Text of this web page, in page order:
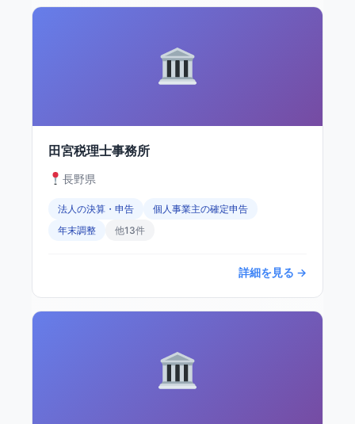
田宮税理士事務所
長野県
法人の決算・申告
個人事業主の確定申告
年末調整
他13件
詳細を見る →